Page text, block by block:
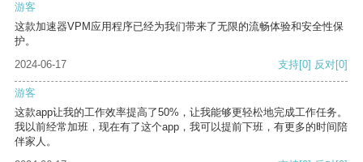
游客
这款加速器VPM应用程序已经为我们带来了无限的流畅体验和安全性保
护。
2024-06-17
支持[0] 反对[0]
游客
这款app让我的工作效率提高了50%，让我能够更轻松地完成工作任务。
我以前经常加班，现在有了这个app，我可以提前下班，有更多的时间陪
伴家人。